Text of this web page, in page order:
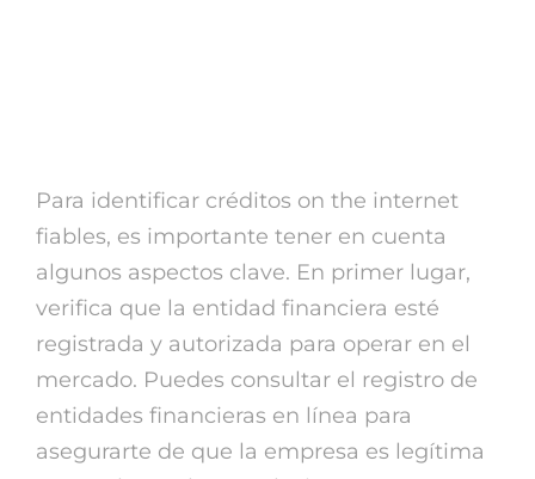
Para identificar créditos on the internet
fiables, es importante tener en cuenta
algunos aspectos clave. En primer lugar,
verifica que la entidad financiera esté
registrada y autorizada para operar en el
mercado. Puedes consultar el registro de
entidades financieras en línea para
asegurarte de que la empresa es legítima